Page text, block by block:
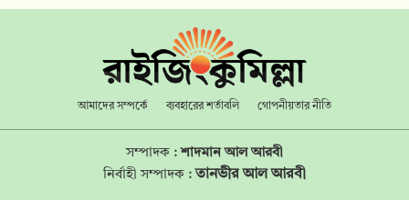
আমাদের সম্পর্কে ব্যবহারের শর্তাবলি গোপনীয়তার নীতি
সম্পাদক :শাদমান আল আরবী
নির্বাহী সম্পাদক : তানভীর আল আরবী